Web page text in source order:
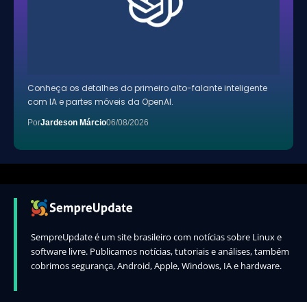
Conheça os detalhes do primeiro alto-falante inteligente
com IA e partes móveis da OpenAI.
PorJardeson Márcio06/08/2026
SempreUpdate é um site brasileiro com notícias sobre Linux e
software livre. Publicamos notícias, tutoriais e análises, também
cobrimos segurança, Android, Apple, Windows, IA e hardware.